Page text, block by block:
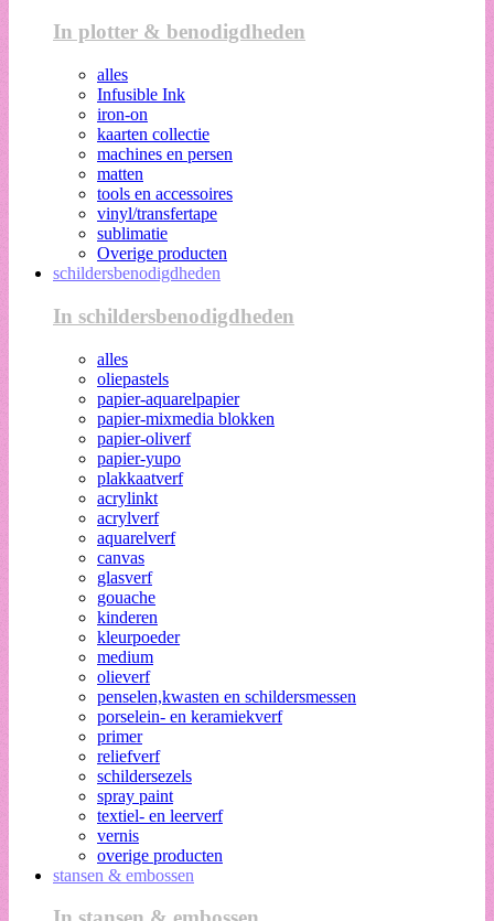
In plotter & benodigdheden
alles
Infusible Ink
iron-on
kaarten collectie
machines en persen
matten
tools en accessoires
vinyl/transfertape
sublimatie
Overige producten
schildersbenodigdheden
In schildersbenodigdheden
alles
oliepastels
papier-aquarelpapier
papier-mixmedia blokken
papier-oliverf
papier-yupo
plakkaatverf
acrylinkt
acrylverf
aquarelverf
canvas
glasverf
gouache
kinderen
kleurpoeder
medium
olieverf
penselen,kwasten en schildersmessen
porselein- en keramiekverf
primer
reliefverf
schildersezels
spray paint
textiel- en leerverf
vernis
overige producten
stansen & embossen